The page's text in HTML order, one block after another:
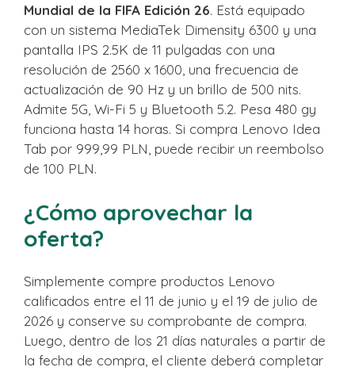
Mundial de la FIFA Edición 26. Está equipado
con un sistema MediaTek Dimensity 6300 y una
pantalla IPS 2.5K de 11 pulgadas con una
resolución de 2560 x 1600, una frecuencia de
actualización de 90 Hz y un brillo de 500 nits.
Admite 5G, Wi-Fi 5 y Bluetooth 5.2. Pesa 480 gy
funciona hasta 14 horas. Si compra Lenovo Idea
Tab por 999,99 PLN, puede recibir un reembolso
de 100 PLN.
¿Cómo aprovechar la
oferta?
Simplemente compre productos Lenovo
calificados entre el 11 de junio y el 19 de julio de
2026 y conserve su comprobante de compra.
Luego, dentro de los 21 días naturales a partir de
la fecha de compra, el cliente deberá completar